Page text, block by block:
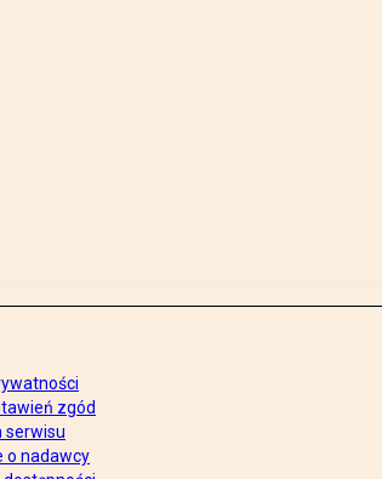
zgód
serwisu
o nadawcy